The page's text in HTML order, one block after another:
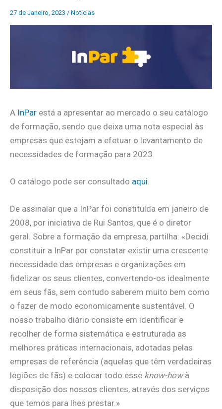
27 de Janeiro, 2023 / Notícias
A InPar está a apresentar ao mercado o seu catálogo
de formação, sendo que deixa uma nota especial às
empresas que estejam a efetuar o levantamento de
necessidades de formação para 2023.
O catálogo pode ser consultado aqui
De assinalar que a InPar foi constituída em janeiro de
2008, por iniciativa de Rui Santos, que é o diretor
geral. Sobre a formação da empresa, partilha: «Decidi
constituir a InPar por constatar existir uma crescente
necessidade das empresas e organizações em
fidelizar os seus clientes, convertendo-os idealmente
em seus fãs, sem contudo saberem muito bem como
o fazer de modo economicamente sustentável. O
nosso trabalho diário consiste em identificar e
recolher de forma sistemática e estruturada as
melhores práticas internacionais, adotadas pelas
empresas de referência (aquelas que têm verdadeiras
legiões de fãs) e colocar todo esse know-howà
disposição dos nossos clientes, através dos serviços
que temos para lhes prestar.»